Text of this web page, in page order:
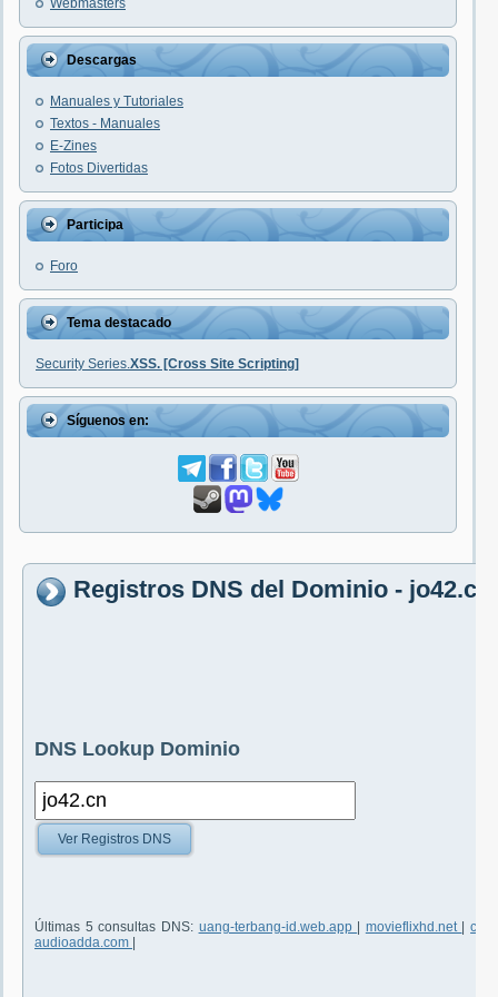
Webmasters
Descargas
Manuales y Tutoriales
Textos - Manuales
E-Zines
Fotos Divertidas
Participa
Foro
Tema destacado
Security Series.XSS. [Cross Site Scripting]
Síguenos en:
Registros DNS del Dominio - jo42.cn
DNS Lookup Dominio
Ver Registros DNS
Últimas 5 consultas DNS: uang-terbang-id.web.app movieflixhd.net |
audioadda.com